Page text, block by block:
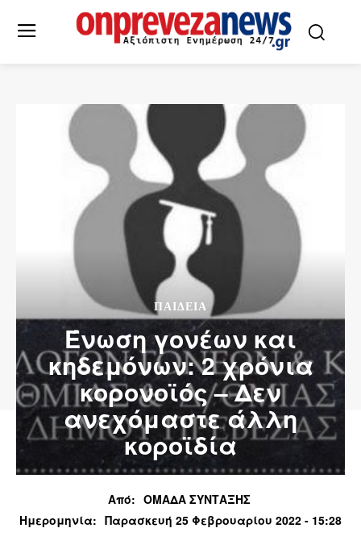
ΠΑΙΔΕΙΑ
Ένωση γονέων και
κηδεμόνων: 2 χρόνια
κορονοϊός – Δεν
ανεχόμαστε άλλη
κοροϊδία
Από: ΟΜΑΔΑ ΣΥΝΤΑΞΗΣ
Ημερομηνία: Παρασκευή 25 Φεβρουαρίου 2022 - 15:28